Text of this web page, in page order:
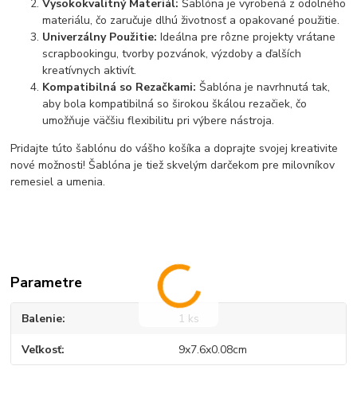
Vysokokvalitný Materiál: Šablóna je vyrobená z odolného
materiálu, čo zaručuje dlhú životnosť a opakované použitie.
Univerzálny Použitie: Ideálna pre rôzne projekty vrátane
scrapbookingu, tvorby pozvánok, výzdoby a ďalších
kreatívnych aktivít.
Kompatibilná so Rezačkami: Šablóna je navrhnutá tak,
aby bola kompatibilná so širokou škálou rezačiek, čo
umožňuje väčšiu flexibilitu pri výbere nástroja.
Pridajte túto šablónu do vášho košíka a doprajte svojej kreativite
nové možnosti! Šablóna je tiež skvelým darčekom pre milovníkov
remesiel a umenia.
Parametre
Balenie 1 ks
Veľkosť 9x7.6x0.08cm